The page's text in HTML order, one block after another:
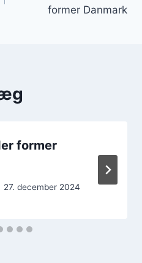
former Danmark
former
27. december 2024